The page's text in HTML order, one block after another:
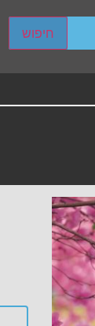
חיפוש
users,